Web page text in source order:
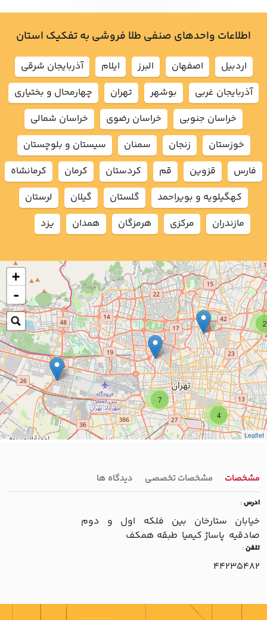
7
2
4
+
-
Leaflet
اطلاعات واحدهای صنفی طلا فروشی به تفکیک استان
اردبيل اصفهان البرز ايلام
آذربايجان شرقي
آذربايجان غربي
بوشهر تهران
چهارمحال و بختياري
خراسان جنوبي
خراسان رضوي
خراسان شمالي
خوزستان
زنجان سمنان
سيستان و بلوچستان
فارس
قزوين قم كردستان كرمان
كرمانشاه
كهگيلويه و بويراحمد
گلستان گيلان
لرستان
مازندران
مركزي هرمزگان همدان يزد
مشخصات مشخصات تخصصی دیدگاه ها
ادرس:
خيابان ستارخان بين فلکه اول و دوم
صادقيه پاساژ کيميا طبقه همکف
تلفن:
44235482